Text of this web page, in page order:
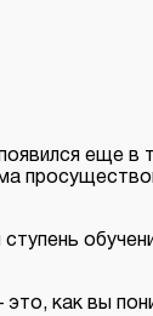
еще в
это, как вы